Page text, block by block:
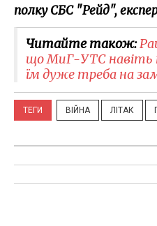
полку СБС "Рейд",
Читайте також:
що МиГ-УТС навіть
їм дуже треба на
ТЕГИ ВІЙНА ЛІТАК